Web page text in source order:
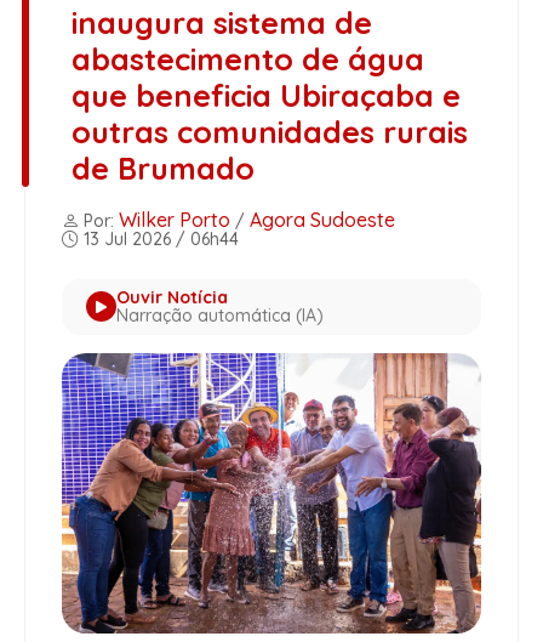
inaugura sistema de
abastecimento de água
que beneficia Ubiraçaba e
outras comunidades rurais
de Brumado
Por: Wilker Porto / Agora Sudoeste
13 Jul 2026 / 06h44
Ouvir Notícia
Narração automática (IA)